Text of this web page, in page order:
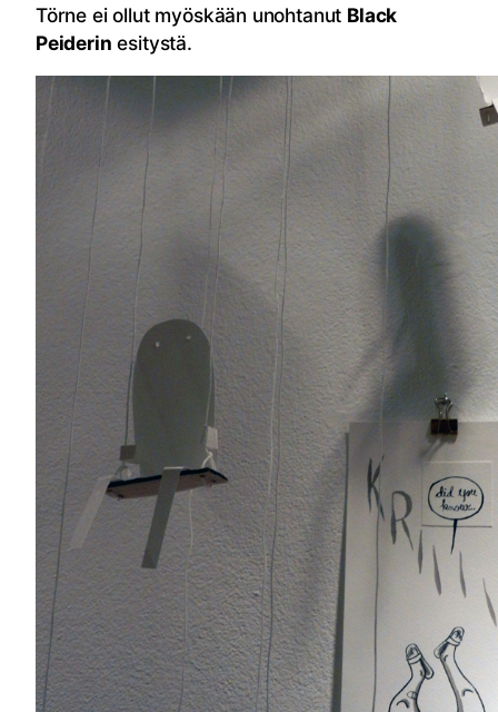
Törne ei ollut myöskään unohtanut Black
Peiderin esitystä.